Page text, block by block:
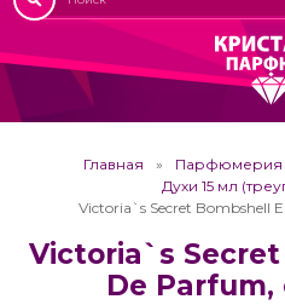
Главная Парфюмерия
Духи 15 мл
Victoria`s Secret Bombshell
Victoria`s
De Parfum,